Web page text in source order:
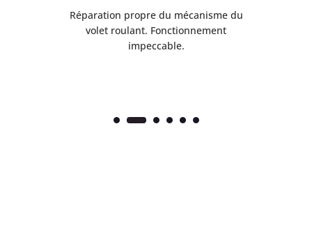
Réparation propre du mécanisme du
volet roulant. Fonctionnement
impeccable.